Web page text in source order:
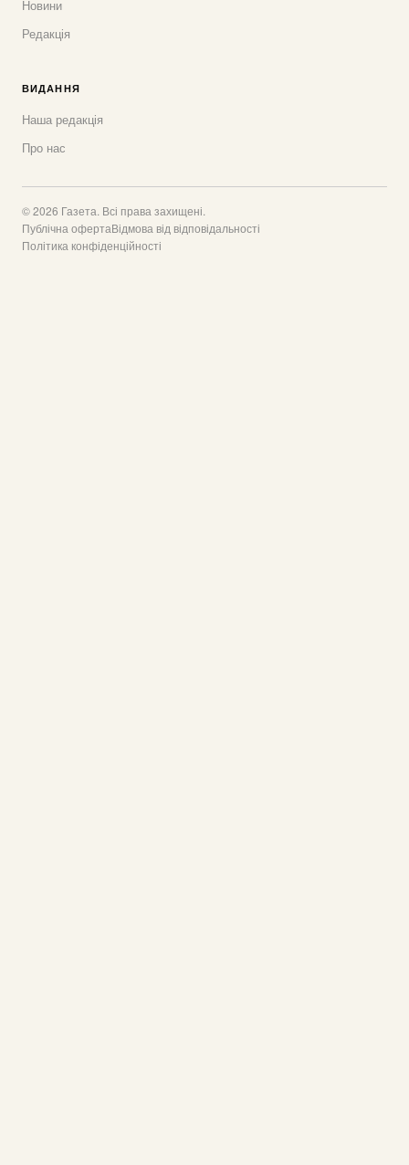
Новини
Редакція
ВИДАННЯ
Наша редакція
Про нас
© 2026 Газета. Всі права захищені.
Публічна офертаВідмова від відповідальності
Політика конфіденційності